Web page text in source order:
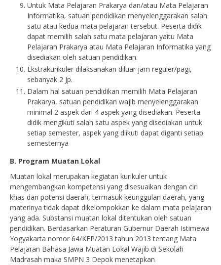
Untuk Mata Pelajaran Prakarya dan/atau Mata Pelajaran
Informatika, satuan pendidikan menyelenggarakan salah
satu atau kedua mata pelajaran tersebut. Peserta didik
dapat memilih salah satu mata pelajaran yaitu Mata
Pelajaran Prakarya atau Mata Pelajaran Informatika yang
disediakan oleh satuan pendidikan.
Ekstrakurikuler dilaksanakan diluar jam reguler/pagi,
sebanyak 2 Jp.
Dalam hal satuan pendidikan memilih Mata Pelajaran
Prakarya, satuan pendidikan wajib menyelenggarakan
minimal 2 aspek dari 4 aspek yang disediakan. Peserta
didik mengikuti salah satu aspek yang disediakan untuk
setiap semester, aspek yang diikuti dapat diganti setiap
semesternya
B. Program Muatan Lokal
Muatan lokal merupakan kegiatan kurikuler untuk
mengembangkan kompetensi yang disesuaikan dengan ciri
khas dan potensi daerah, termasuk keunggulan daerah, yang
materinya tidak dapat dikelompokkan ke dalam mata pelajaran
yang ada. Substansi muatan lokal ditentukan oleh satuan
pendidikan. Berdasarkan Peraturan Gubernur Daerah Istimewa
Yogyakarta nomor 64/KEP/2013 tahun 2013 tentang Mata
Pelajaran Bahasa Jawa Muatan Lokal Wajib di Sekolah
Madrasah maka SMPN 3 Depok menetapkan